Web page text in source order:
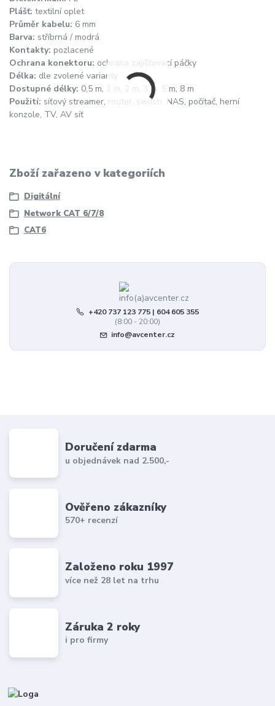
Plášť: textilní oplet
Průměr kabelu: 6 mm
Barva: stříbrná / modrá
Kontakty: pozlacené
Ochrana konektoru: ochrana zajišťovací páčky
Délka: dle zvolené varianty
Dostupné délky: 0,5 m, 1 m, 2 m, 3 m, 5 m, 8 m
Použití: síťový streamer, router, switch, NAS, počítač, herní
konzole, TV, AV síť
Zboží zařazeno v kategoriích
Digitální
Network CAT 6/7/8
CAT6
+420 737 123 775 | 604 605 355
(8:00 - 20:00)
info@avcenter.cz
Doručení zdarma
u objednávek nad 2.500,-
Ověřeno zákazníky
570+ recenzí
Založeno roku 1997
více než 28 let na trhu
Záruka 2 roky
i pro firmy